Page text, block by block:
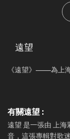
遠望
《遠望》——為上
有關遠望 :
遠望 是一張由 上海
音，這張專輯對歌